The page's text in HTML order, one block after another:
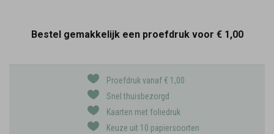
Bestel gemakkelijk een proefdruk voor € 1,00
Proefdruk vanaf € 1,00
Snel thuisbezorgd
Kaarten met foliedruk
Keuze uit 10 papiersoorten